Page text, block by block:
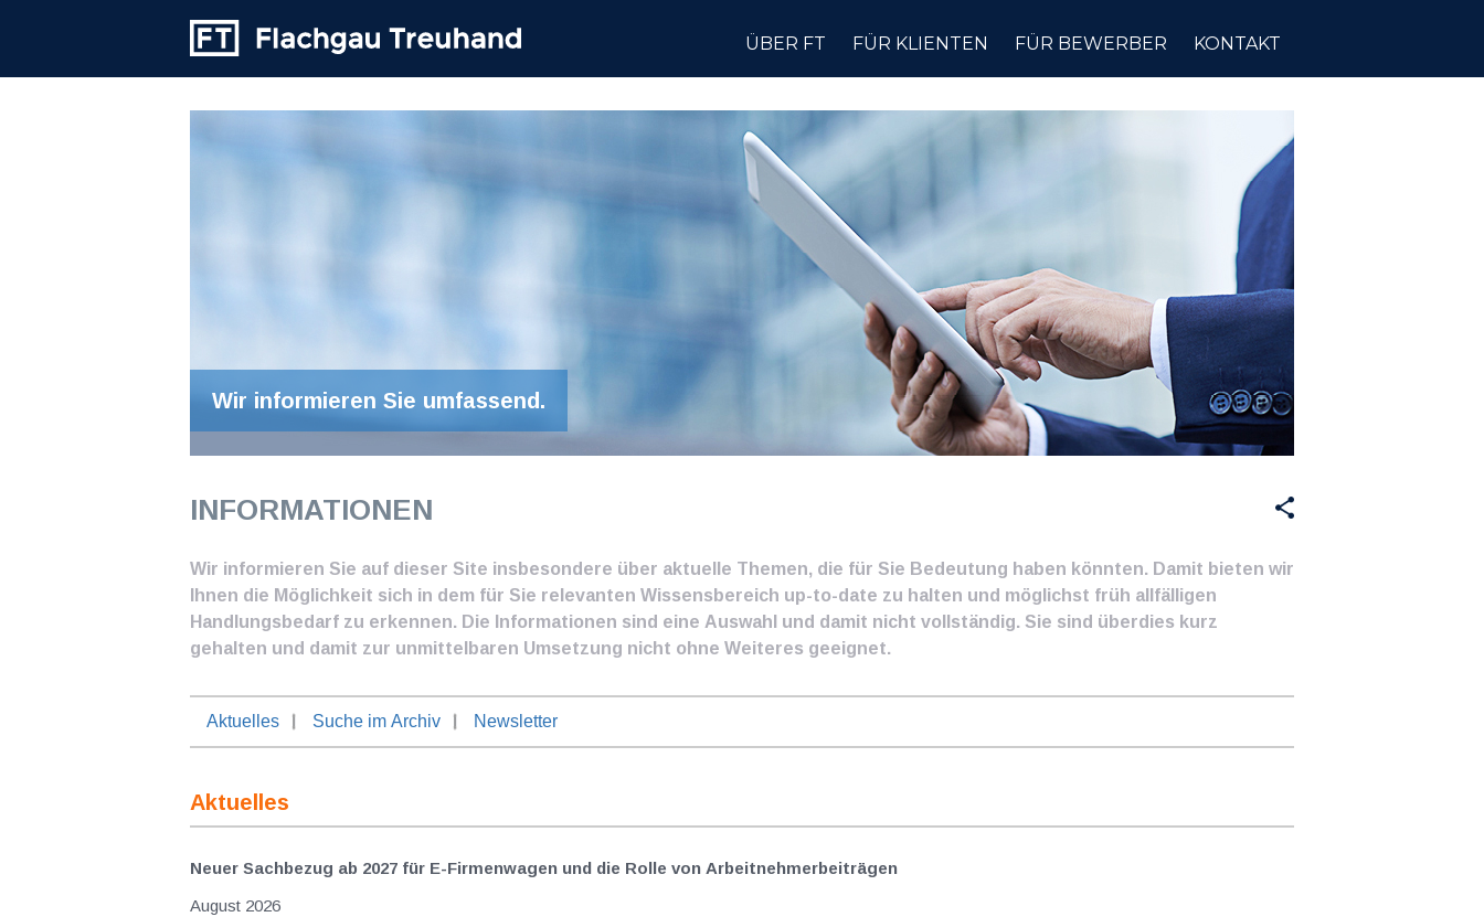
ÜBER FT FÜR KLIENTEN FÜR BEWERBER KONTAKT
Wir informieren Sie umfassend.
INFORMATIONEN
Wir informieren Sie auf dieser Site insbesondere über aktuelle Themen, die für Sie Bedeutung haben könnten. Damit bieten wir
Ihnen die Möglichkeit sich in dem für Sie relevanten Wissensbereich up-to-date zu halten und möglichst früh allfälligen
Handlungsbedarf zu erkennen. Die Informationen sind eine Auswahl und damit nicht vollständig. Sie sind überdies kurz
gehalten und damit zur unmittelbaren Umsetzung nicht ohne Weiteres geeignet.
Aktuelles Suche im Archiv Newsletter
Aktuelles
Neuer Sachbezug ab 2027 für E-Firmenwagen und die Rolle von Arbeitnehmer​­beiträgen
August 2026